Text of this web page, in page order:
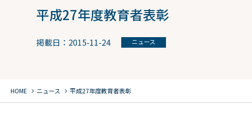
平成27年度教育者表彰
掲載日：2015-11-24 ニュース
HOME chevron_right ニュース chevron_right 平成27年度教育者表彰